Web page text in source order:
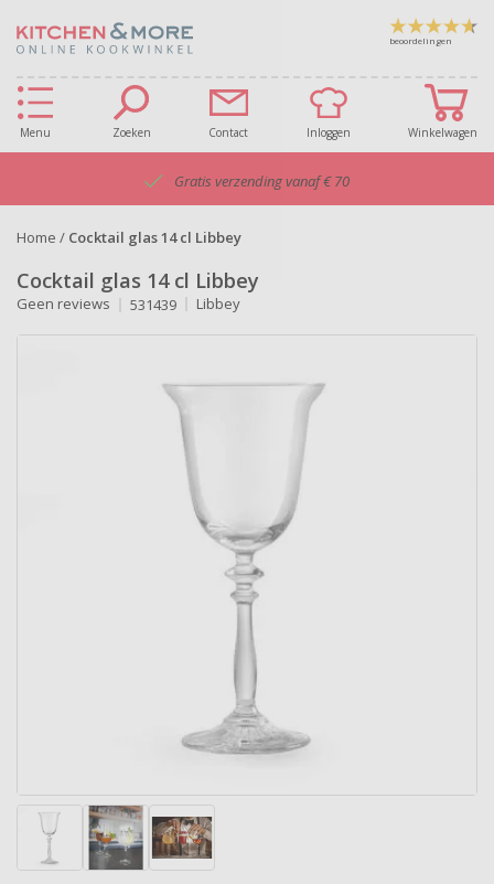
beoordelingen
Menu Zoeken Contact Inloggen Winkelwagen
Gratis verzending vanaf € 70
Home / Cocktail glas 14 cl Libbey
Cocktail glas 14 cl Libbey
Geen reviews 531439 Libbey